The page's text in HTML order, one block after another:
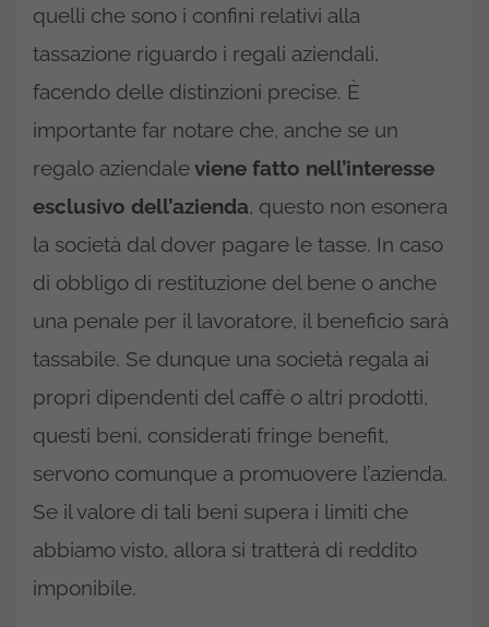
quelli che sono i confini relativi alla
tassazione riguardo i regali aziendali,
facendo delle distinzioni precise. È
importante far notare che, anche se un
regalo aziendaleviene fatto nell’interesse
esclusivo dell’azienda, questo non esonera
la società dal dover pagare le tasse. In caso
di obbligo di restituzione del bene o anche
una penale per il lavoratore, il beneficio sarà
tassabile. Se dunque una società regala ai
propri dipendenti del caffè o altri prodotti,
questi beni, considerati fringe benefit,
servono comunque a promuovere l’azienda.
Se il valore di tali beni supera i limiti che
abbiamo visto, allora si tratterà di reddito
imponibile.